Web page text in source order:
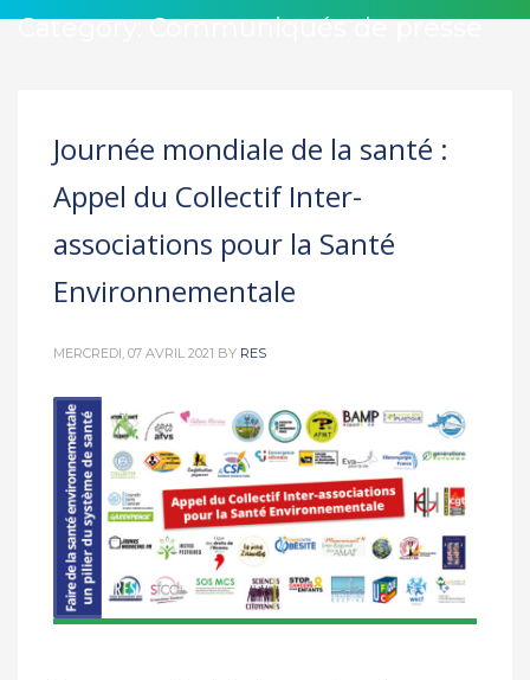
Category: Communiqués de presse
Journée mondiale de la santé :
Appel du Collectif Inter-
associations pour la Santé
Environnementale
MERCREDI, 07 AVRIL 2021 BY RES